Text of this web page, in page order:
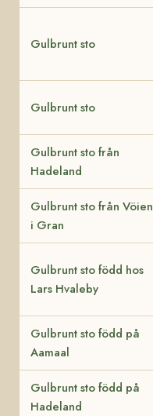
Gulbrunt sto
Gulbrunt sto
Gulbrunt sto från
Hadeland
Gulbrunt sto från Vöien
i Gran
Gulbrunt sto född hos
Lars Hvaleby
Gulbrunt sto född på
Aamaal
Gulbrunt sto född på
Hadeland